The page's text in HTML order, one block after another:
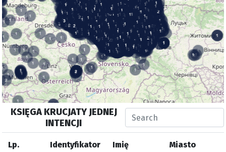
KSIĘGA KRUCJATY JEDNEJ
INTENCJI
Lp. Identyfikator Imię Miasto